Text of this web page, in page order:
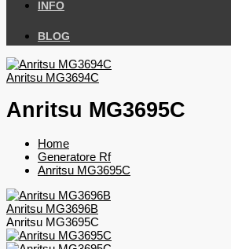
INFO
BLOG
Anritsu MG3694C
Anritsu MG3695C
Home
Generatore Rf
Anritsu MG3695C
Anritsu MG3696B
Anritsu MG3695C